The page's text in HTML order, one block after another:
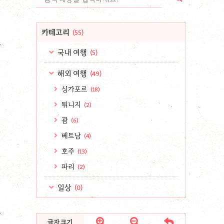
카테고리 (55)
국내 여행 (5)
해외 여행 (49)
싱가포르 (18)
튀니지 (2)
괌 (6)
베트남 (4)
호주 (13)
파리 (2)
일상 (0)
글자 크기